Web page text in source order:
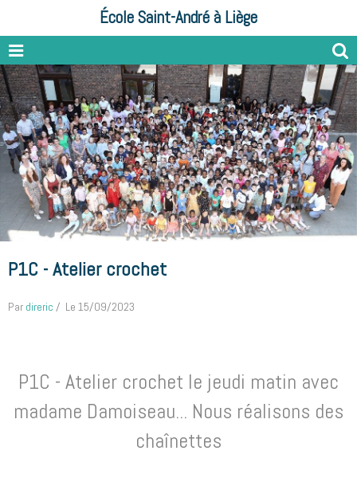
École Saint-André à Liège
P1C - Atelier crochet
Par direric Le 15/09/2023
P1C - Atelier crochet le jeudi matin avec
madame Damoiseau... Nous réalisons des
chaînettes